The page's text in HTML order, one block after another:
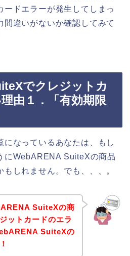
ードエラーが発生してしまっ
間違いがないか確認してみて
でクレジットカ
由１．「有効期限
になっているあなたは、もし
にWebARENA SuiteXの商品
しれません。でも、、、。
SuiteXの商
ットカードのエラ
SuiteXの